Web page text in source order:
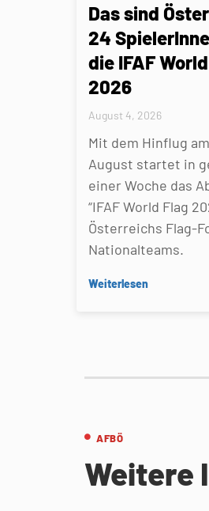
Das sind
24
die IFAF
2026
August 4, 2026
Mit dem Hinflug am
August startet in
einer Woche das
“IFAF World Flag
Österreichs Flag-
Nationalteams.
Weiterlesen
AFBÖ
Weitere